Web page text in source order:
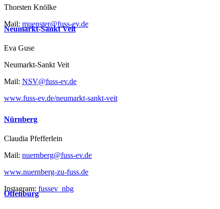
Thorsten Knölke
Mail: muenster@fuss-ev.de
Neumarkt-Sankt Veit
Eva Guse
Neumarkt-Sankt Veit
Mail: NSV@fuss-ev.de
www.fuss-ev.de/neumarkt-sankt-veit
Nürnberg
Claudia Pfefferlein
Mail: nuernberg@fuss-ev.de
www.nuernberg-zu-fuss.de
Instagram: fussev_nbg
Offenburg